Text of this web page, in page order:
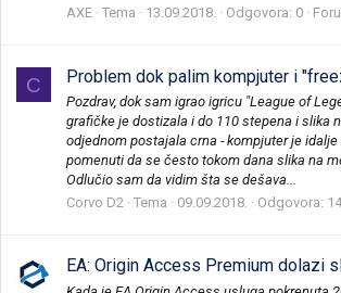
AXE Tema 13.09.2018. Odgovora: 0
C Problem dok palim kompjuter i
Pozdrav, dok sam igrao igricu "League of
grafičke je dostizala i do 110 stepena i slika
odjednom postajala crna - kompjuter je idalje
pomenuti da se često tokom dana slika na
Odlučio sam da vidim šta se dešava...
Corvo D2 Tema 09.09.2018. Odgovora: 14
EA: Origin Access Premium dolazi